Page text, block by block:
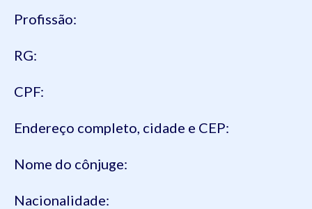
Profissão:
RG:
CPF:
Endereço completo, cidade e CEP:
Nome do cônjuge:
Nacionalidade: